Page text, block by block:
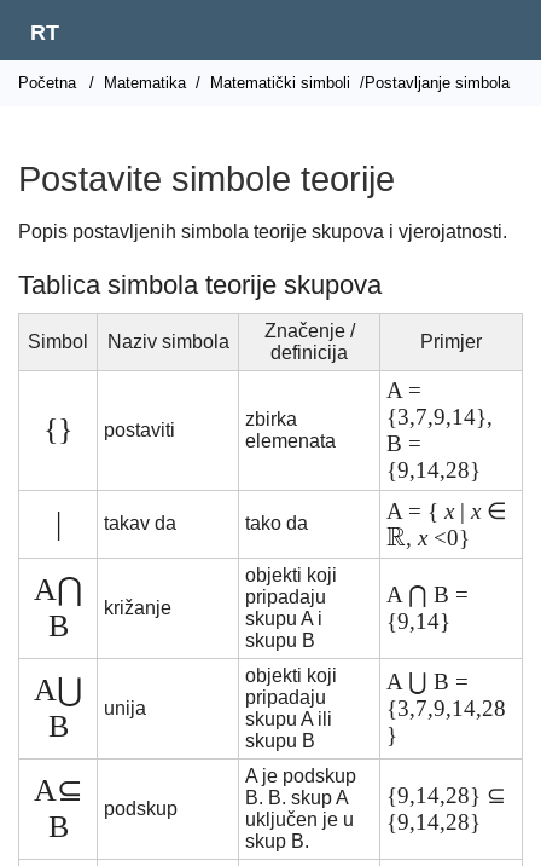
RT
Početna / Matematika / Matematički simboli /Postavljanje simbola
Postavite simbole teorije
Popis postavljenih simbola teorije skupova i vjerojatnosti.
Tablica simbola teorije skupova
Simbol Naziv simbola
Značenje /
definicija
Primjer
{} postaviti
zbirka
elemenata
A =
{3,7,9,14},
B =
{9,14,28}
| takav da tako da A = { x| x∈
, x<0}
A⋂
B
križanje
objekti koji
pripadaju
skupu A i
skupu B
A ⋂ B =
{9,14}
A⋃
B
unija
objekti koji
pripadaju
skupu A ili
skupu B
A ⋃ B =
{3,7,9,14,28
}
A⊆
B
podskup
A je podskup
B. B. skup A
uključen je u
skup B.
{9,14,28} ⊆
{9,14,28}